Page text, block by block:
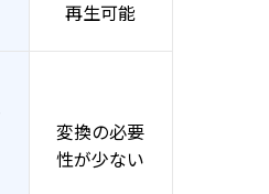
再生可能
変換の必要
性が少ない